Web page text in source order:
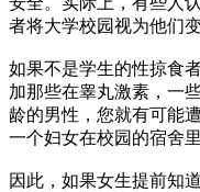
者将大学校园视为他们
如果不是学生的性掠食
加那些在睾丸激素，一
龄的男性，您就有可能
一个妇女在校园的宿舍
因此，如果女生提前知